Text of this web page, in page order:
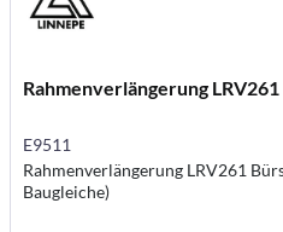
Rahmenverlängerung LRV261
E9511
Rahmenverlängerung LRV261
Baugleiche)